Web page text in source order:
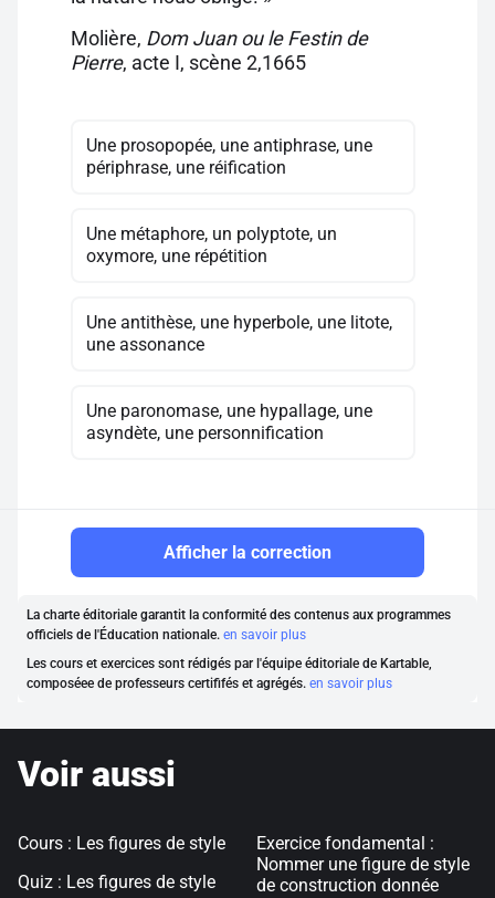
Molière, Dom Juan ou le Festin de
Pierre, acte I, scène 2,1665
Une prosopopée, une antiphrase, une
périphrase, une réification
Une métaphore, un polyptote, un
oxymore, une répétition
Une antithèse, une hyperbole, une litote,
une assonance
Une paronomase, une hypallage, une
asyndète, une personnification
Afficher la correction
La charte éditoriale garantit la conformité des contenus aux programmes
officiels de l'Éducation nationale. en savoir plus
Les cours et exercices sont rédigés par l'équipe éditoriale de Kartable,
composéee de professeurs certififés et agrégés. en savoir plus
Voir aussi
Cours : Les figures de style
Quiz : Les figures de style
Exercice fondamental :
Nommer une figure de style
de construction donnée